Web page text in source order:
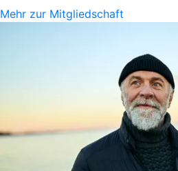
Mehr zur Mitgliedschaft